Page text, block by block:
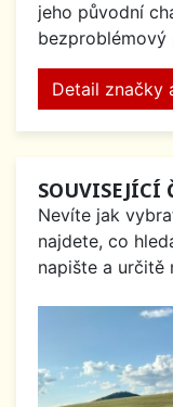
jeho původní
bezproblémový
Detail značky
SOUVISEJÍCÍ
Nevíte jak
najdete, co
napište a určitě